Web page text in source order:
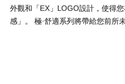
外觀和「EX」LOGO設計，使得
感」。 極·舒適系列將帶給您前所